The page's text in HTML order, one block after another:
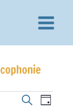
Main
Recherche
Recherche
Jour